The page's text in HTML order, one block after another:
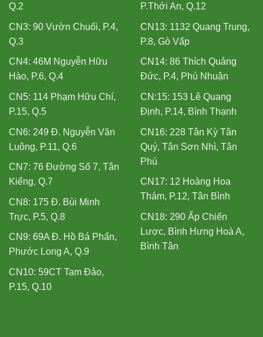
Q.2
CN3: 90 Vườn Chuối, P.4,
Q.3
CN4: 46M Nguyễn Hữu
Hào, P.6, Q.4
CN5: 114 Phạm Hữu Chí,
P.15, Q.5
CN6: 249 Đ. Nguyễn Văn
Luông, P.11, Q.6
CN7: 76 Đường Số 7, Tân
Kiểng, Q.7
CN8: 175 Đ. Bùi Minh
Trực, P.5, Q.8
CN9: 69A Đ. Hồ Bá Phấn,
Phước Long A, Q.9
CN10: 59CT Tam Đảo,
P.15, Q.10
P.Thới An, Q.12
CN13: 1132 Quang Trung,
P.8, Gò Vấp
CN14: 86 Thích Quảng
Đức, P.4, Phú Nhuận
CN:15: 153 Lê Quang
Định, P.14, Bình Thạnh
CN16: 228 Tân Kỳ Tân
Quý, Tân Sơn Nhì, Tân
Phú
CN17: 12 Hoàng Hoa
Thám, P.12, Tân Bình
CN18: 290 Ấp Chiến
Lược, Bình Hưng Hoà A,
Bình Tân